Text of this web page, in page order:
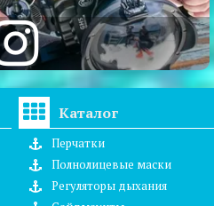
Каталог
Перчатки
Полнолицевые маски
Регуляторы дыхания